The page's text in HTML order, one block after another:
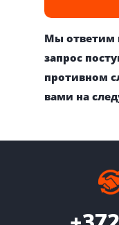
Мы ответим
запрос
противном
вами на